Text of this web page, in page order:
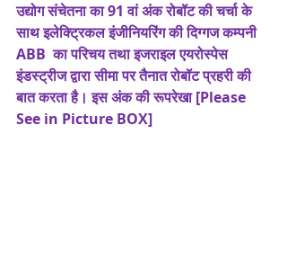
उद्योग संचेतना का 91 वां अंक रोबॉट की चर्चा के
साथ इलेक्ट्रिकल इंजीनियरिंग की दिग्गज कम्पनी
ABB  का परिचय तथा इजराइल एयरोस्पेस
इंडस्ट्रीज द्वारा सीमा पर तैनात रोबॉट प्रहरी की
बात करता है। इस अंक की रूपरेखा [Please
See in Picture BOX]